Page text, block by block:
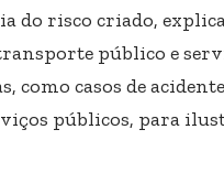
do risco criado,
público e
como casos de
públicos, para